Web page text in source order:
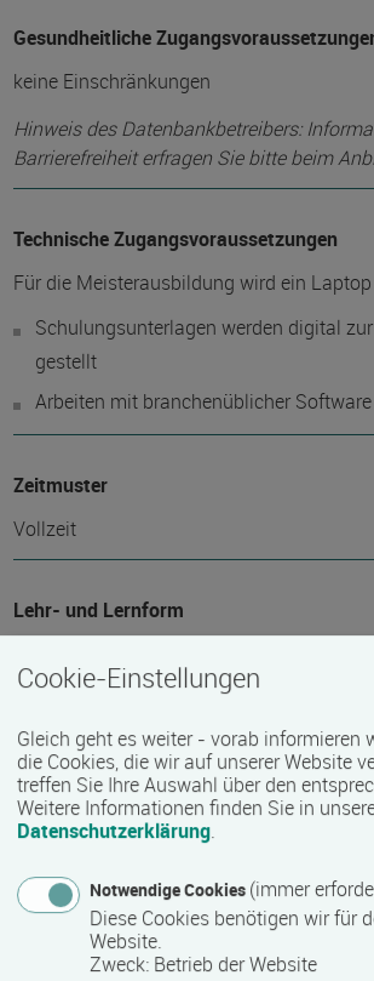
Gesundheitliche
keine Einschränkungen
Hinweis des Datenbankbetreibers:
Barrierefreiheit erfragen Sie bitte beim
Technische Zugangsvoraussetzungen
Für die Meisterausbildung wird ein
Schulungsunterlagen werden digital
gestellt
Arbeiten mit branchenüblicher Software
Zeitmuster
Vollzeit
Lehr- und Lernform
Abschlussart
Kammerprüfung, Staatlich anerkannter
Meister/-in im Maurer- und Betonbauer-
of Professional)
Cookie-Einstellungen
Gleich geht es weiter - vorab informieren
die Cookies, die wir auf unserer Website
treffen Sie Ihre Auswahl über den
Weitere Informationen finden Sie in
Datenschutzerklärung.
Notwendige Cookies (immer
Diese Cookies benötigen wir für
Website.
Zweck: Betrieb der Website